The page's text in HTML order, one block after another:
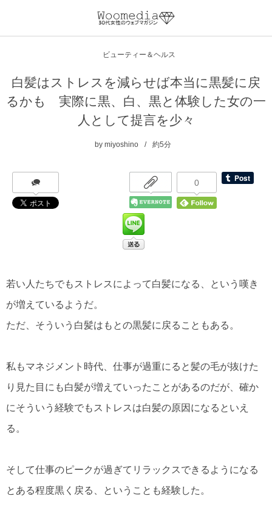
ビューティー＆ヘルス
白髪はストレスを減らせば本当に黒髪に戻
るかも 実際に黒、白、黒と体験した女の一
人として提言を少々
by miyoshino 約5分
0
若い人たちでもストレスによって白髪になる、という嘆き
が増えているようだ。
ただ、そういう白髪はもとの黒髪に戻ることもある。
私もマネジメント時代、仕事が過重にると髪の毛が抜けた
り見た目にも白髪が増えていったことがあるのだが、確か
にそういう経験でもストレスは白髪の原因になるといえ
る。
そして仕事のピークが過ぎてリラックスできるようになる
とある程度黒く戻る、ということも経験した。